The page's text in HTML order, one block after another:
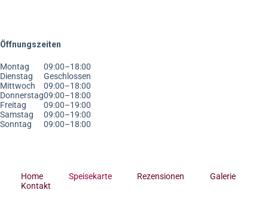
Öffnungszeiten
Montag
Dienstag
Mittwoch
Donnerstag
Freitag
Samstag
Sonntag
09:00–18:00
Geschlossen
09:00–18:00
09:00–18:00
09:00–19:00
09:00–19:00
09:00–18:00
Home Speisekarte Rezensionen
Galerie
Kontakt